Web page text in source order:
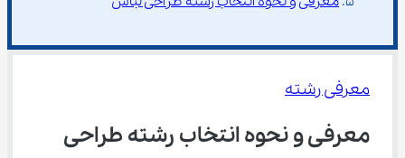
معرفی رشته
معرفی و نحوه انتخاب رشته طراحی